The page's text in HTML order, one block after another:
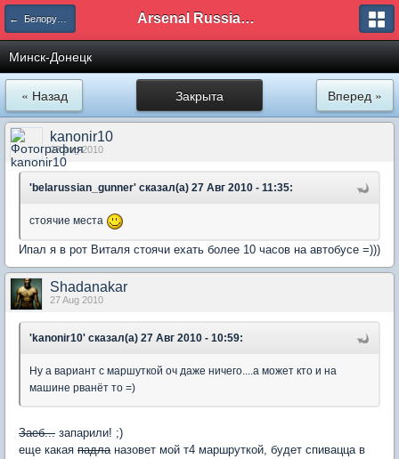
← Белорусское отделение Arsenal Russian Speaking Supporters Club
Минск-Донецк
Закрыта
« Назад Вперед »
kanonir10
27 Aug 2010
'belarussian_gunner' сказал(а) 27 Авг 2010 - 11:35:
стоячие места
Ипал я в рот Виталя стоячи ехать более 10 часов на автобусе =)))
Shadanakar
27 Aug 2010
'kanonir10' сказал(а) 27 Авг 2010 - 10:59:
Ну а вариант с маршуткой оч даже ничего....а может кто и на
машине рванёт то =)
Заеб... запарили! ;)
еще какая падланазовет мой т4 маршруткой, будет спивацца в